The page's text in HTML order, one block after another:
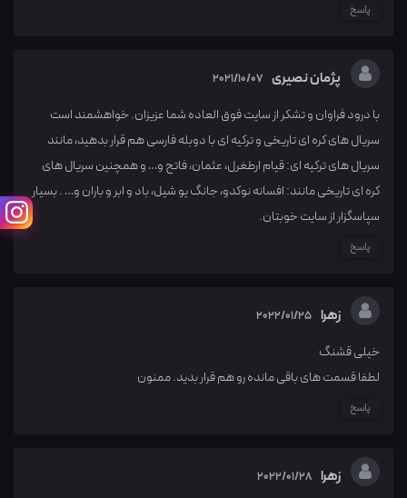
پاسخ
پژمان نصیری 2021/10/07
با درود فراوان و تشکر از سایت فوق العاده شما عزیزان. خواهشمند است
سریال های کره ای تاریخی و ترکیه ای با دوبله فارسی هم قرار بدهید، مانند
سریال های ترکیه ای: قیام ارطغرل، عثمان، فاتح و… و همچنین سریال های
کره ای تاریخی مانند: افسانه نوکدو، جانگ یو شیل، باد و ابر و باران و… . بسیار
سپاسگزار از سایت خوبتان.
پاسخ
زهرا 2022/01/25
خیلی قشنگ
لطفا قسمت های باقی مانده رو هم قرار بدید. ممنون
پاسخ
زهرا 2022/01/28